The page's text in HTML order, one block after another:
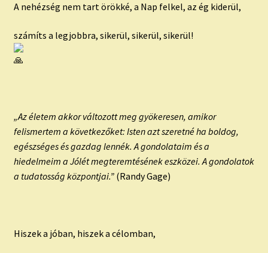
A nehézség nem tart örökké, a Nap felkel, az ég kiderül,
számíts a legjobbra, sikerül, sikerül, sikerül!
„Az életem akkor változott meg gyökeresen, amikor
felismertem a következőket: Isten azt szeretné ha boldog,
egészséges és gazdag lennék. A gondolataim és a
hiedelmeim a Jólét megteremtésének eszközei. A gondolatok
a tudatosság központjai.”(Randy Gage)
Hiszek a jóban, hiszek a célomban,